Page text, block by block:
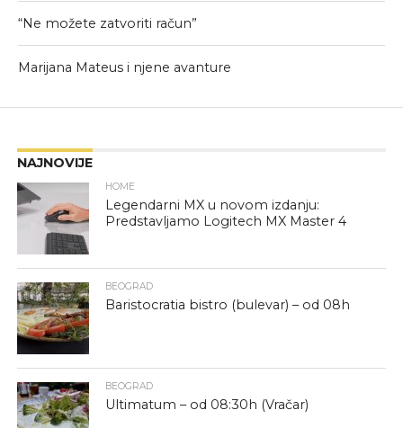
“Ne možete zatvoriti račun”
Marijana Mateus i njene avanture
NAJNOVIJE
HOME
Legendarni MX u novom izdanju:
Predstavljamo Logitech MX Master 4
BEOGRAD
Baristocratia bistro (bulevar) – od 08h
BEOGRAD
Ultimatum – od 08:30h (Vračar)